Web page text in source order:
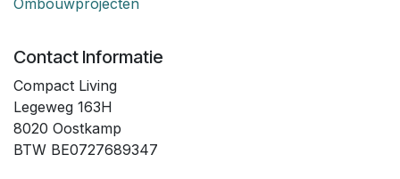
Ombouwprojecten
Contact Informatie
Compact Living
Legeweg 163H
8020 Oostkamp
BTW BE0727689347